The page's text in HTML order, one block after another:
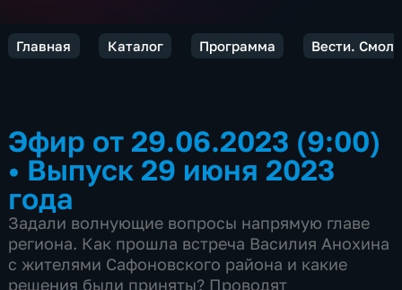
Главная Каталог Программа Вести.
Эфир от 29.06.2023 (9:00)
• Выпуск 29 июня 2023
года
Задали волнующие вопросы напрямую главе
региона. Как прошла встреча Василия Анохина
с жителями Сафоновского района и какие
решения были приняты? Проводят